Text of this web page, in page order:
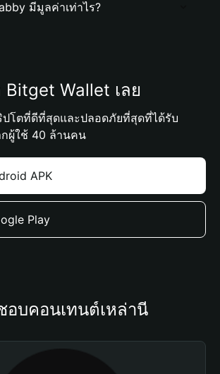
มีมูลค่าเท่าไร?
Wallet เลย
ปโตที่ดีที่สุดและปลอดภัยที่สุดที่ได้รับ
กผู้ใช้ 40 ล้านคน
APK
Play
บคอนเทนต์เหล่านี้